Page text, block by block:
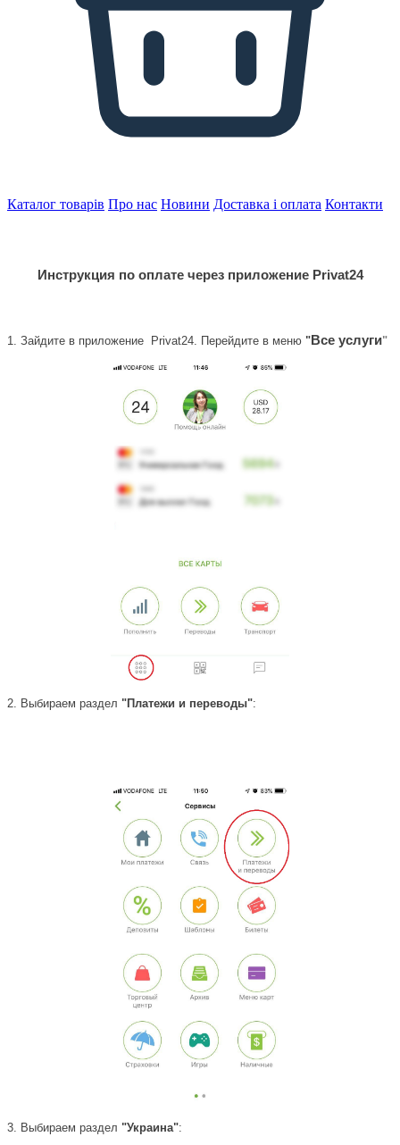
Каталог товарів Про нас Новини Доставка і оплата Контакти
Инструкция по оплате через приложение Privat24
1. Зайдите в приложение Privat24. Перейдите в меню " Все услуги"
2. Выбираем раздел "Платежи и переводы":
3. Выбираем раздел "Украина":